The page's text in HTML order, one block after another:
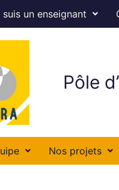
suis un enseignant
Pôle
Nos projets